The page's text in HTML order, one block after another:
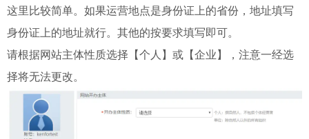
这里比较简单。如果运营地点是身份证上的省份，地址填写
身份证上的地址就行。其他的按要求填写即可。
请根据网站主体性质选择【个人】或【企业】，注意一经选
择将无法更改。